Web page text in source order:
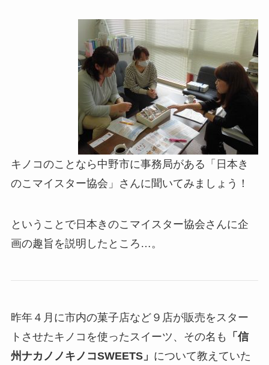
キノコのことなら中野市に事務局がある「日本き
のこマイスター協会」さんに聞いてみましょう！
ということで日本きのこマイスター協会さんに企
画の趣旨を説明したところ…。
昨年４月に市内の菓子店など９店が販売をスター
トさせたキノコを使ったスイーツ、その名も
「信
州ナカノノキノコSWEETS」 について教えていた